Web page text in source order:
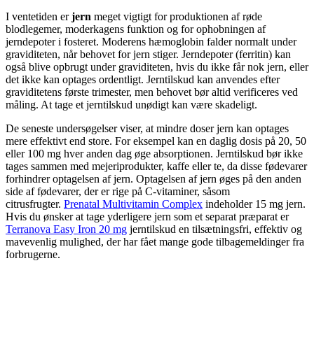
I ventetiden erjern meget vigtigt for produktionen af ​​røde
blodlegemer, moderkagens funktion og for ophobningen af ​​
jerndepoter i fosteret. Moderens hæmoglobin falder normalt under
graviditeten, når behovet for jern stiger. Jerndepoter (ferritin) kan
også blive opbrugt under graviditeten, hvis du ikke får nok jern, eller
det ikke kan optages ordentligt. Jerntilskud kan anvendes efter
graviditetens første trimester, men behovet bør altid verificeres ved
måling. At tage et jerntilskud unødigt kan være skadeligt.
De seneste undersøgelser viser, at mindre doser jern kan optages
mere effektivt end store. For eksempel kan en daglig dosis på 20, 50
eller 100 mg hver anden dag øge absorptionen. Jerntilskud bør ikke
tages sammen med mejeriprodukter, kaffe eller te, da disse fødevarer
forhindrer optagelsen af ​​jern. Optagelsen af ​​jern øges på den anden
side af fødevarer, der er rige på C-vitaminer, såsom
citrusfrugter. Prenatal Multivitamin Complex indeholder 15 mg jern.
Hvis du ønsker at tage yderligere jern som et separat præparat er
Terranova Easy Iron 20 mg jerntilskud en tilsætningsfri, effektiv og
mavevenlig mulighed, der har fået mange gode tilbagemeldinger fra
forbrugerne.